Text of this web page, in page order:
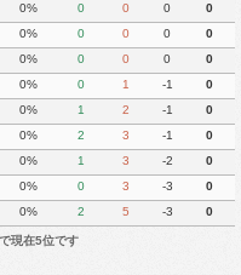
0% 0 0 0
0
0% 0 0 0
0
0% 0 0 0
0
0% 0 1 -1
0
0% 1 2 -1
0
0% 2 3 -1
0
0% 1 3 -2
0
0% 0 3 -3
0
0% 2 5 -3 0
現在5位です